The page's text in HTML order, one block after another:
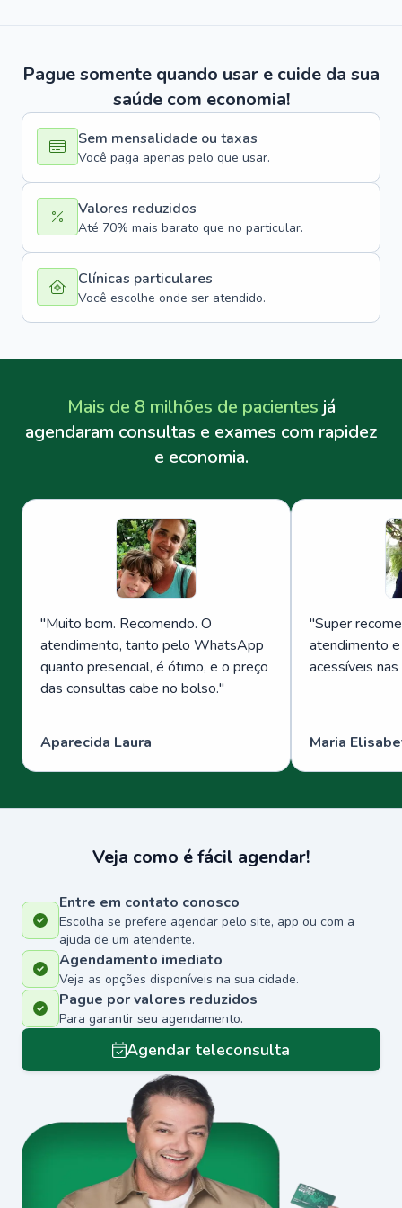
Pague somente quando usar e cuide da sua
saúde com economia!
Sem mensalidade ou taxas
Você paga apenas pelo que usar.
Valores reduzidos
Até 70% mais barato que no particular.
Clínicas particulares
Você escolhe onde ser atendido.
Mais de 8 milhões de pacientes já
agendaram consultas e exames com rapidez
e economia.
"Muito bom. Recomendo. O
atendimento, tanto pelo WhatsApp
quanto presencial, é ótimo, e o preço
das consultas cabe no bolso."
Aparecida Laura
"Super
atendimento
acessíveis
Maria
Veja como é fácil agendar!
Entre em contato conosco
Escolha se prefere agendar pelo site, app ou com a
ajuda de um atendente.
Agendamento imediato
Veja as opções disponíveis na sua cidade.
Pague por valores reduzidos
Para garantir seu agendamento.
Agendar teleconsulta